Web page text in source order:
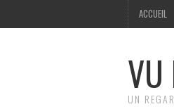
ACCUEIL
VU
UN